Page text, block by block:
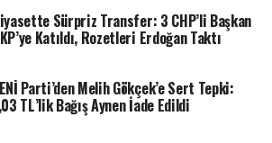
(CHP) cephesinde uzun süredir
nihayet paylaşıldı. CHP Genel
İstanbul Büyükşehir Belediyesi (İBB)
ve Ankara Büyükşehir
Mansur Yavaş, X (eski adıyla
aynı anda yayınladıkları
Sürpriz Transfer: 3 CHP’li Başkan
Katıldı, Rozetleri Erdoğan Taktı
Parti’den Melih Gökçek’e Sert Tepki:
TL’lik Bağış Aynen İade Edildi